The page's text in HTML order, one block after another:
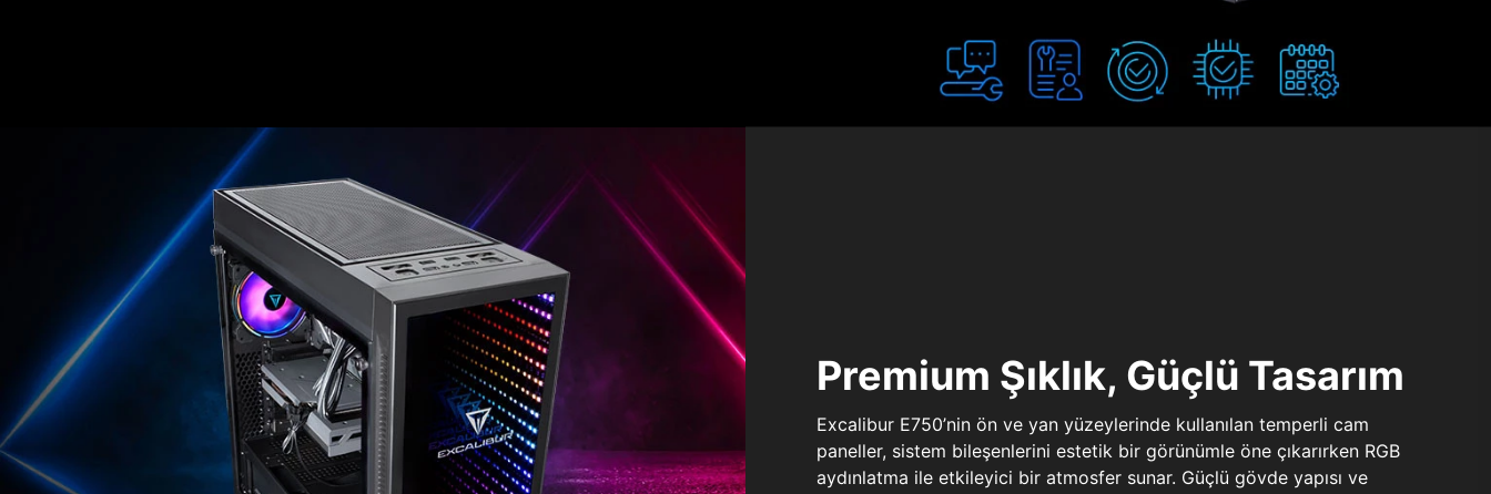
Premium Şıklık, Güçlü Tasarım
Excalibur E750’nin ön ve yan yüzeylerinde kullanılan temperli cam
paneller, sistem bileşenlerini estetik bir görünümle öne çıkarırken RGB
aydınlatma ile etkileyici bir atmosfer sunar. Güçlü gövde yapısı ve